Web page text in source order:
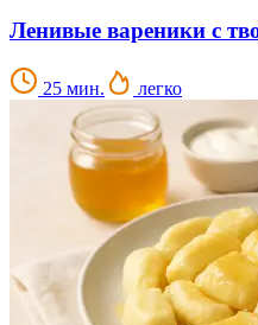
Ленивые вареники с
25 мин. легко